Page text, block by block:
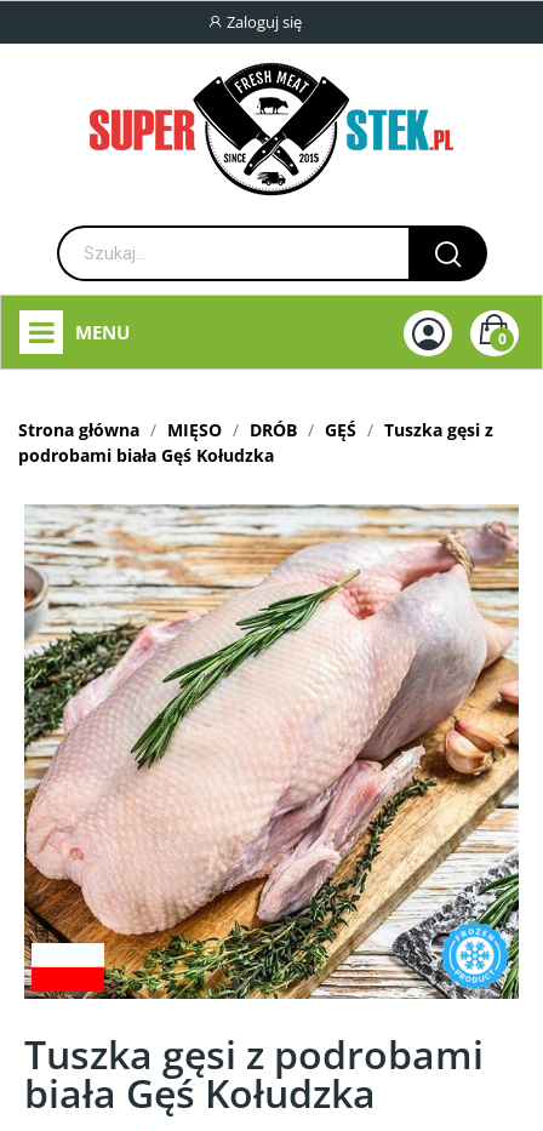
Zaloguj się
0
MENU
Strona główna MIĘSO DRÓB GĘŚ
Tuszka gęsi z
podrobami biała Gęś Kołudzka
Tuszka gęsi z podrobami
biała Gęś Kołudzka